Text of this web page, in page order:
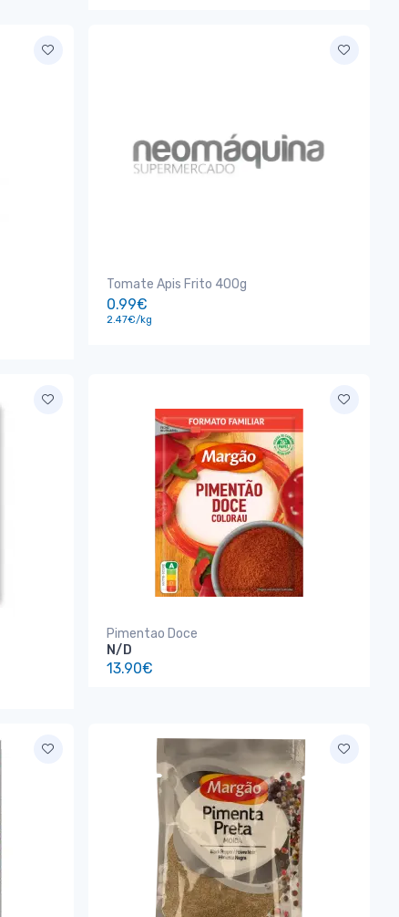
Tomate Apis Frito 400g
0.99€
2.47€/kg
Pimentao Doce
N/D
13.90€